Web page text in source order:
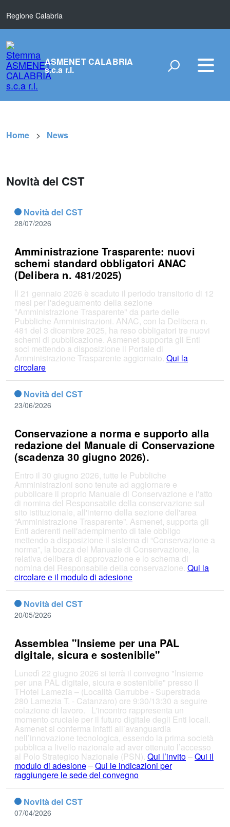
Regione Calabria
ASMENET CALABRIA
s.c.a r.l.
Home News
Novità del CST
Novità del CST
28/07/2026
Amministrazione Trasparente: nuovi
schemi standard obbligatori ANAC
(Delibera n. 481/2025)
Il 21 gennaio 2026 è scaduto il periodo transitorio di 12
mesi per l'adeguamento della sezione
"Amministrazione Trasparente" da parte delle
Pubbliche Amministrazioni. ANAC, con la Delibera n.
481 del 3 dicembre 2025, ha reso obbligatori tre nuovi
schemi di pubblicazione. Asmenet supporta gli Enti
soci mettendo a disposizione il Portale di
Amministrazione Trasparente aggiornato. Qui la
circolare
Novità del CST
23/06/2026
Conservazione a norma e supporto alla
redazione del Manuale di Conservazione
(scadenza 30 giugno 2026).
Entro il 30 giugno 2026, tutte le Pubbliche
Amministrazioni sono tenute ad aggiornare e
pubblicare il proprio Manuale di Conservazione e l'atto
di nomina del Responsabile della conservazione sul
sito istituzionale, all'interno della sezione dell'area
“Amministrazione Trasparente”. Asmenet, supporta gli
Enti aderenti nell'adempimento di tale obbligo
mettendo a disposizione il sistema di “Conservazione a
norma”, la bozza del Manuale di Conservazione, la
relativa delibera di approvazione e lo schema di
nomina del Responsabile della conservazione. Qui la
circolare e il modulo di adesione
Novità del CST
20/05/2026
Assemblea "Insieme per una PAL
digitale, sicura e sostenibile"
Lunedì 22 giugno 2026 si terrà il convegno "Insieme
per una PAL digitale, sicura e sostenibile" presso il
THotel Lamezia – (Località Garrubbe - Superstrada
280 Lamezia T. - Catanzaro) ore 9:30/13:30 a seguire
colazione di lavoro. L'incontro rappresenta un
momento cruciale per il futuro digitale degli Enti locali.
Asmenet si conferma infatti all’avanguardia
nell’innovazione tecnologica, essendo la prima società
pubblica a livello nazionale ad aver ottenuto l’accesso
al Polo Strategico Nazionale (PSN). Qui l’invito–Qui il
modulo di adesione–Qui le indicazioni per
raggiungere le sede del convegno
Novità del CST
07/04/2026